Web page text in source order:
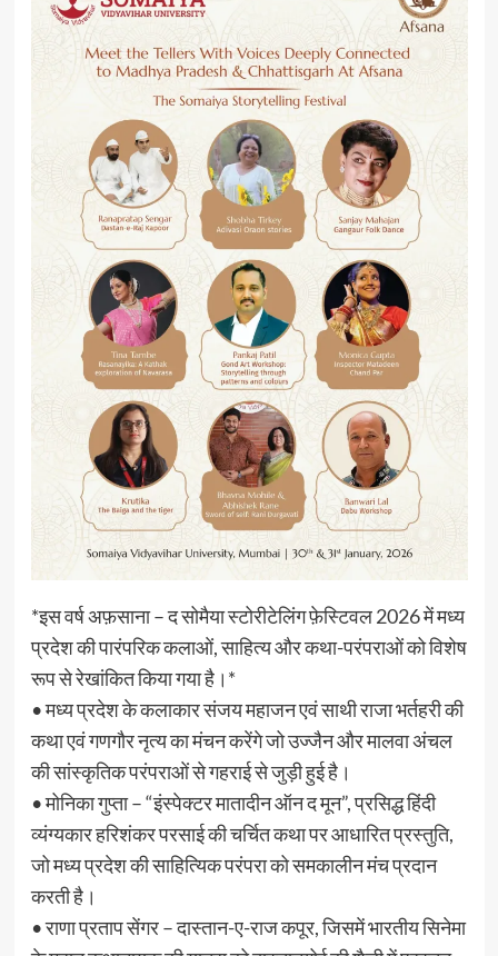
*इस वर्ष अफ़साना – द सोमैया स्टोरीटेलिंग फ़ेस्टिवल 2026 में मध्य
प्रदेश की पारंपरिक कलाओं, साहित्य और कथा-परंपराओं को विशेष
रूप से रेखांकित किया गया है।*
• मध्य प्रदेश के कलाकार संजय महाजन एवं साथी राजा भर्तहरी की
कथा एवं गणगौर नृत्य का मंचन करेंगे जो उज्जैन और मालवा अंचल
की सांस्कृतिक परंपराओं से गहराई से जुड़ी हुई है।
• मोनिका गुप्ता – “इंस्पेक्टर मातादीन ऑन द मून”, प्रसिद्ध हिंदी
व्यंग्यकार हरिशंकर परसाई की चर्चित कथा पर आधारित प्रस्तुति,
जो मध्य प्रदेश की साहित्यिक परंपरा को समकालीन मंच प्रदान
करती है।
• राणा प्रताप सेंगर – दास्तान-ए-राज कपूर, जिसमें भारतीय सिनेमा